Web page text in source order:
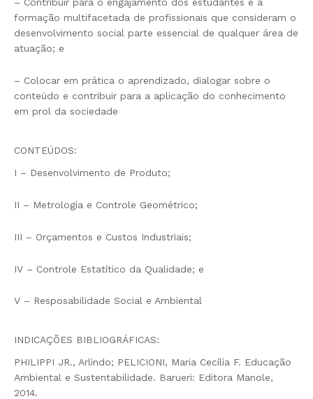
– Contribuir para o engajamento dos estudantes e a
formação multifacetada de profissionais que consideram o
desenvolvimento social parte essencial de qualquer área de
atuação; e
– Colocar em prática o aprendizado, dialogar sobre o
conteúdo e contribuir para a aplicação do conhecimento
em prol da sociedade
CONTEÚDOS:
I – Desenvolvimento de Produto;
II – Metrologia e Controle Geométrico;
III – Orçamentos e Custos Industriais;
IV – Controle Estatítico da Qualidade; e
V – Resposabilidade Social e Ambiental
INDICAÇÕES BIBLIOGRÁFICAS:
PHILIPPI JR., Arlindo; PELICIONI, Maria Cecília F. Educação
Ambiental e Sustentabilidade. Barueri: Editora Manole,
2014.